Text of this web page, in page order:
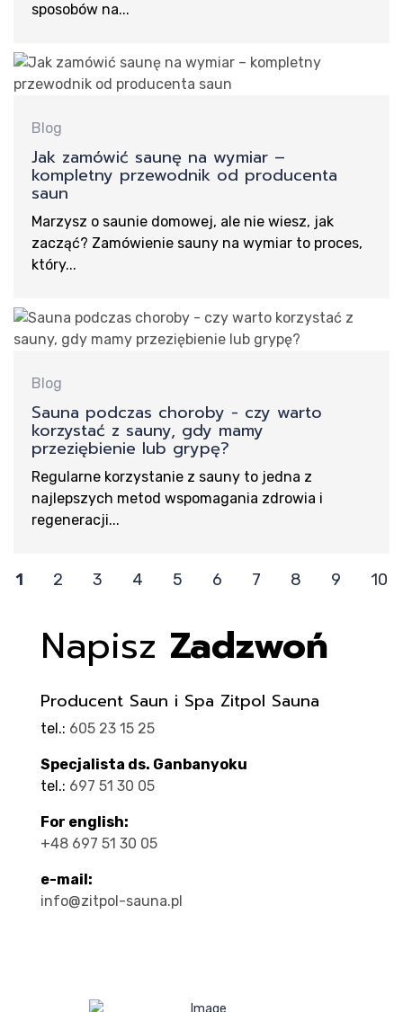
sposobów na...
Blog
Jak zamówić saunę na wymiar –
kompletny przewodnik od producenta
saun
Marzysz o saunie domowej, ale nie wiesz, jak
zacząć? Zamówienie sauny na wymiar to proces,
który...
Blog
Sauna podczas choroby - czy warto
korzystać z sauny, gdy mamy
przeziębienie lub grypę?
Regularne korzystanie z sauny to jedna z
najlepszych metod wspomagania zdrowia i
regeneracji...
1 2 3 4 5 6 7 8 9 10
Napisz Zadzwoń
Producent Saun i Spa Zitpol Sauna
tel.: 605 23 15 25
Specjalista ds. Ganbanyoku
tel.: 697 51 30 05
For english:
+48 697 51 30 05
e-mail:
info@zitpol-sauna.pl